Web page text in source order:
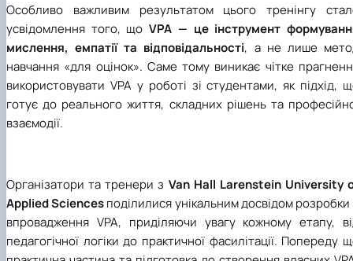
Особливо важливим результатом цього тренінгу
усвідомлення того, щоVPA — це інструмент
мислення, емпатії та відповідальності, а не лише
навчання «для оцінок». Саме тому виникає чітке
використовувати VPA у роботі зі студентами, як підхід,
готує до реального життя, складних рішень та
взаємодії.
Організатори та тренери з Van Hall Larenstein University
Applied Sciencesподілилися унікальним досвідом розробки
впровадження VPA, приділяючи увагу кожному етапу,
педагогічної логіки до практичної фасилітації. Попереду